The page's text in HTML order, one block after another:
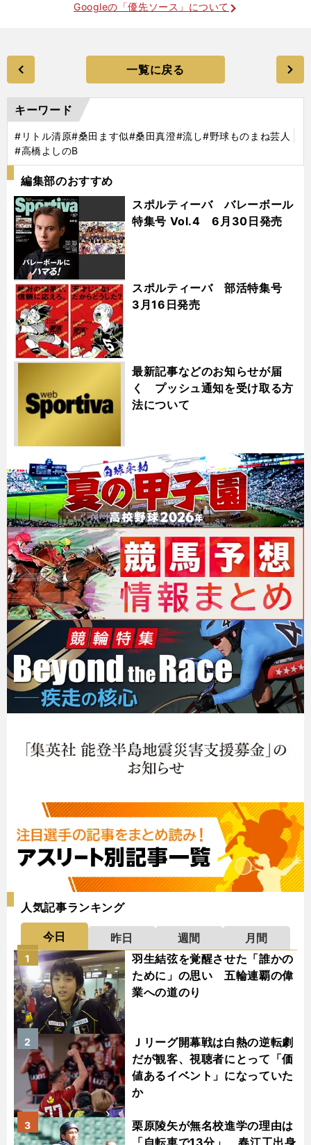
Googleの「優先ソース」について
一覧に戻る
キーワード
#リトル清原#桑田ます似#桑田真澄#流し#野球ものまね芸人
#高橋よしのB
編集部のおすすめ
スポルティーバ バレーボール
特集号 Vol.4 6月30日発売
スポルティーバ 部活特集号
3月16日発売
最新記事などのお知らせが届
く プッシュ通知を受け取る方
法について
人気記事ランキング
今日 昨日 週間
月間
羽生結弦を覚醒させた「誰かの
ために」の思い 五輪連覇の偉
業への道のり
1
Ｊリーグ開幕戦は白熱の逆転劇
だが観客、視聴者にとって「価
値あるイベント」になっていた
か
2
栗原陵矢が無名校進学の理由は
「自転車で13分」 春江工出身
3